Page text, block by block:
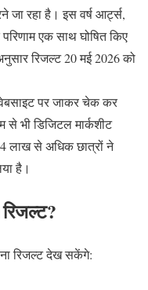
जा रहा है। इस वर्ष आर्ट्स,
एक साथ घोषित किए
रिजल्ट 20 मई 2026 को
पर जाकर चेक कर
भी डिजिटल मार्कशीट
लाख से अधिक छात्रों ने
है।
रिजल्ट देख सकेंगे: